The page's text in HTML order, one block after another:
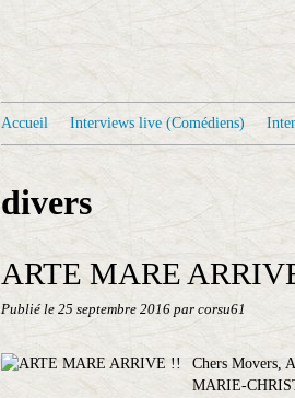
Accueil Interviews live (Comédiens)
divers
ARTE MARE
Publié le 25 septembre 2016 par corsu61
Chers Movers,
MARIE-